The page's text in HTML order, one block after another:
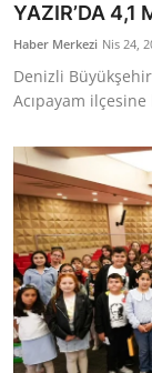
YAZIR’DA 4,1
Haber Merkezi Nis 24,
Denizli
Acıpayam ilçesine